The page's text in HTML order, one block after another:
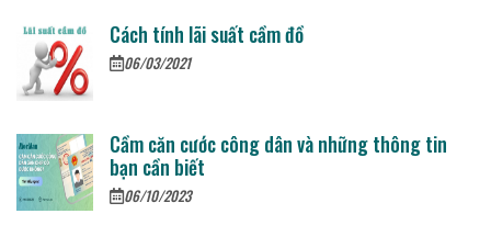
Cách tính lãi suất cầm đồ
06/03/2021
Cầm căn cước công dân và những thông tin
bạn cần biết
06/10/2023